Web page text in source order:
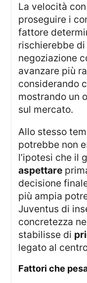
La velocità con cui Milan potrebbe
proseguire i
fattore
rischierebbe di
negoziazione
avanzare più
considerando
mostrando un
sul mercato.
Allo stesso tempo, la scelta di Goretzka
potrebbe non
l’ipotesi che il
aspettare
decisione
più ampia
Juventus di
concretezza
stabilisse di
legato al
fattori che